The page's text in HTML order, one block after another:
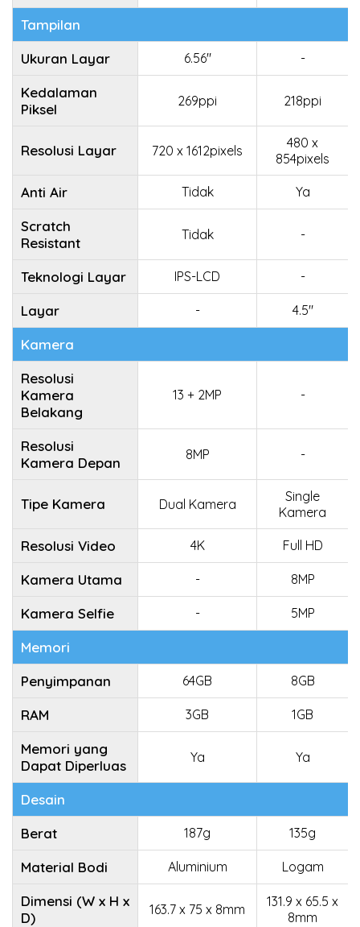
Tampilan
Ukuran Layar
6.56" -
Kedalaman
Piksel
269ppi 218ppi
Resolusi Layar 720 x 1612pixels
480 x
854pixels
Anti Air Tidak Ya
Scratch
Resistant
Tidak -
Teknologi Layar IPS-LCD -
Layar - 4.5"
Kamera
Resolusi
Kamera
Belakang
13 + 2MP -
Resolusi
Kamera Depan
8MP -
Tipe Kamera Dual Kamera
Single
Kamera
Resolusi Video 4K Full HD
Kamera Utama - 8MP
Kamera Selfie - 5MP
Memori
Penyimpanan
64GB 8GB
RAM 3GB 1GB
Memori yang
Dapat Diperluas
Ya Ya
Desain
Berat
187g 135g
Material Bodi Aluminium Logam
Dimensi (W x H x
D)
163.7 x 75 x 8mm
131.9 x 65.5 x
8mm